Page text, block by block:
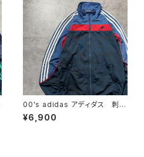
00's adidas アディダス 刺繍
ワンポイント バックプリント
サイドストライプ マルチカラ
¥6,900